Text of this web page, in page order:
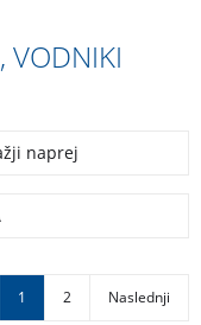
VODNIKI
naprej
1 2 Naslednji